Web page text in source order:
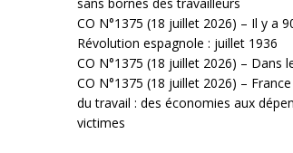
CO N°1375 (18 juillet 2026) – Il y a
Révolution espagnole : juillet 1936
CO N°1375 (18 juillet 2026) – Dans
CO N°1375 (18 juillet 2026) –
du travail : des économies aux
victimes